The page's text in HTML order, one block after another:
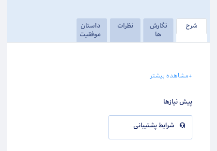
شرح
نگارش
ها
نظرات
داستان
موفقیت
+مشاهده بیشتر
پیش نیازها
شرایط پشتیبانی